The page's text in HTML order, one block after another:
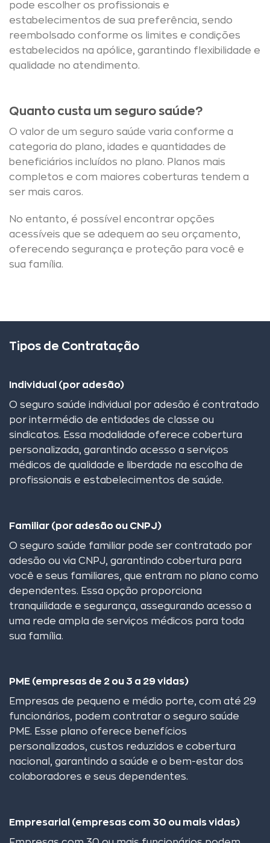
pode escolher os profissionais e
estabelecimentos de sua preferência, sendo
reembolsado conforme os limites e condições
estabelecidos na apólice, garantindo flexibilidade e
qualidade no atendimento.
Quanto custa um seguro saúde?
O valor de um seguro saúde varia conforme a
categoria do plano, idades e quantidades de
beneficiários incluídos no plano. Planos mais
completos e com maiores coberturas tendem a
ser mais caros.
No entanto, é possível encontrar opções
acessíveis que se adequem ao seu orçamento,
oferecendo segurança e proteção para você e
sua família.
Tipos de Contratação
Individual (por adesão)
O seguro saúde individual por adesão é contratado
por intermédio de entidades de classe ou
sindicatos. Essa modalidade oferece cobertura
personalizada, garantindo acesso a serviços
médicos de qualidade e liberdade na escolha de
profissionais e estabelecimentos de saúde.
Familiar (por adesão ou CNPJ)
O seguro saúde familiar pode ser contratado por
adesão ou via CNPJ, garantindo cobertura para
você e seus familiares, que entram no plano como
dependentes. Essa opção proporciona
tranquilidade e segurança, assegurando acesso a
uma rede ampla de serviços médicos para toda
sua família.
PME (empresas de 2 ou 3 a 29 vidas)
Empresas de pequeno e médio porte, com até 29
funcionários, podem contratar o seguro saúde
PME. Esse plano oferece benefícios
personalizados, custos reduzidos e cobertura
nacional, garantindo a saúde e o bem-estar dos
colaboradores e seus dependentes.
Empresarial (empresas com 30 ou mais vidas)